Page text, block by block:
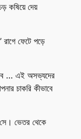
কষিয়ে দেয়
ফেটে পড়ে
… এই অসভ্যদের
চাকরি কীভাবে
সে। ভেতর থেকে